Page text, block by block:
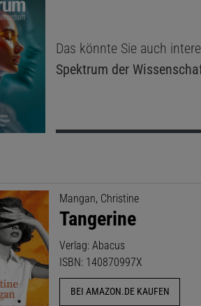
Das könnte Sie auch
Spektrum der
Mangan, Christine
Tangerine
Verlag: Abacus
ISBN: 140870997X
BEI AMAZON.DE KAUFEN